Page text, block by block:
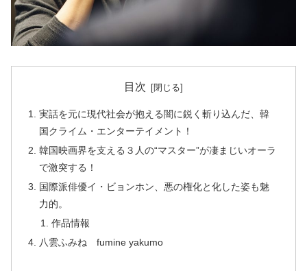
目次
実話を元に現代社会が抱える闇に鋭く斬り込んだ、韓
国クライム・エンターテイメント！
韓国映画界を支える３人の“マスター”が凄まじいオーラ
で激突する！
国際派俳優イ・ビョンホン、悪の権化と化した姿も魅
力的。
作品情報
八雲ふみね fumine yakumo